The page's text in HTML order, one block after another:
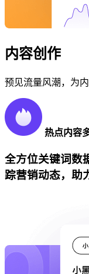
内容创作
预见流量风潮，为
热点内容
全方位关键词数
踪营销动态，助